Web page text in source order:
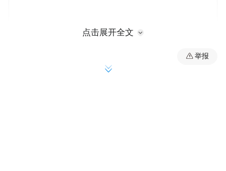
“入院当晚，他的血氧一度测不到80%（正常
点击展开全文
举报